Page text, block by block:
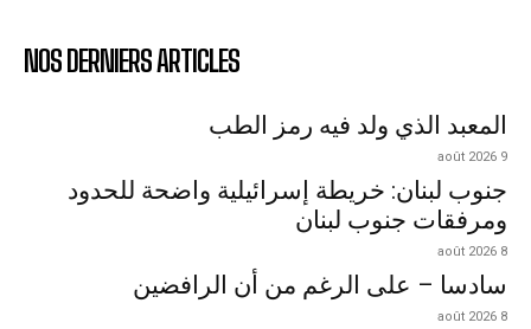
NOS DERNIERS ARTICLES
المعبد الذي ولد فيه رمز الطب
9 août 2026
جنوب لبنان: خريطة إسرائيلية واضحة للحدود
ومرفقات جنوب لبنان
8 août 2026
سادسا – على الرغم من أن الرافضين
8 août 2026